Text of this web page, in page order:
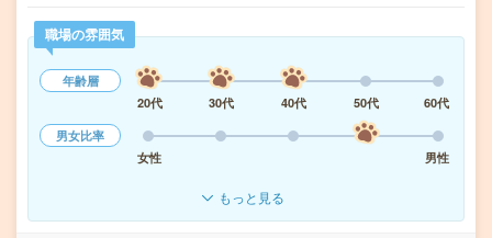
職場の雰囲気
年齢層
20代
30代 40代 50代
60代
男女比率
女性
男性
もっと見る